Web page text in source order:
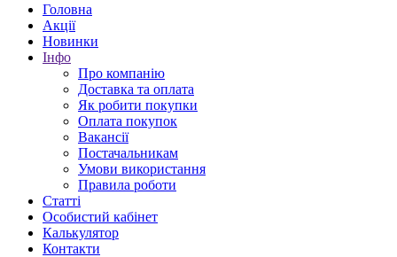
Головна
Акції
Новинки
Інфо
Про компанію
Доставка та оплата
Як робити покупки
Оплата покупок
Вакансії
Постачальникам
Умови використання
Правила роботи
Статті
Особистий кабінет
Калькулятор
Контакти